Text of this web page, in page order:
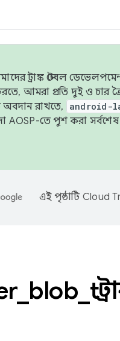
ট্রাঙ্ক স্টেবল
করতে, আমরা প্রতি দুই ও
রাখতে,
android-
AOSP-তে পুশ করা
এই পৃষ্ঠাটি Cloud
_ blob t